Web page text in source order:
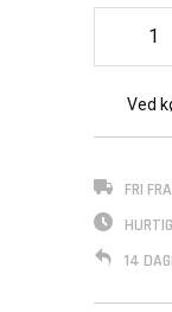
Ved
FRI
14